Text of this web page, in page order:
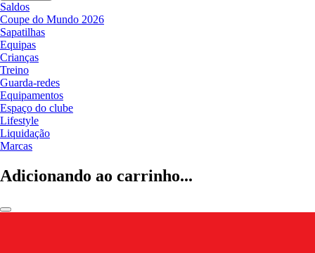
Saldos
Coupe do Mundo 2026
Sapatilhas
Equipas
Crianças
Treino
Guarda-redes
Equipamentos
Espaço do clube
Lifestyle
Liquidação
Marcas
Adicionando ao carrinho...